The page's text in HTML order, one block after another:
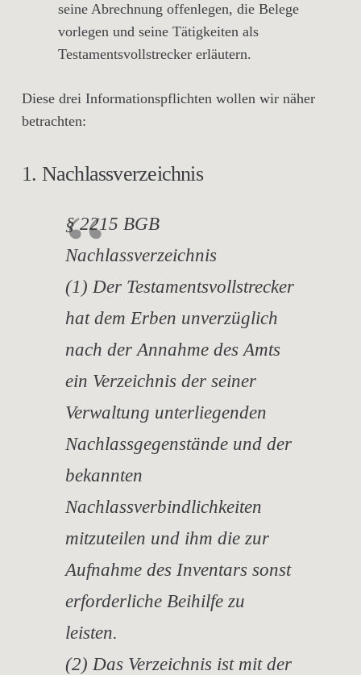
seine Abrechnung offenlegen, die Belege
vorlegen und seine Tätigkeiten als
Testamentsvollstrecker erläutern.
Diese drei Informationspflichten wollen wir näher
betrachten:
1. Nachlassverzeichnis
§ 2215 BGB
Nachlassverzeichnis
(1) Der Testamentsvollstrecker
hat dem Erben unverzüglich
nach der Annahme des Amts
ein Verzeichnis der seiner
Verwaltung unterliegenden
Nachlassgegenstände und der
bekannten
Nachlassverbindlichkeiten
mitzuteilen und ihm die zur
Aufnahme des Inventars sonst
erforderliche Beihilfe zu
leisten.
(2) Das Verzeichnis ist mit der